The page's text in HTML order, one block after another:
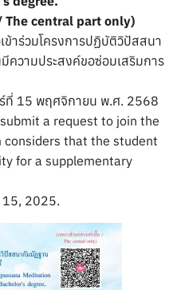
The central part only)
าร่วมโครงการปฏิบัติวิปัสสนา
วามประสงค์ขอซ่อมเสริมการ
ที่ 15 พฤศจิกายน พ.ศ. 2568
a request to join the
considers that the student
for a supplementary
15, 2025.